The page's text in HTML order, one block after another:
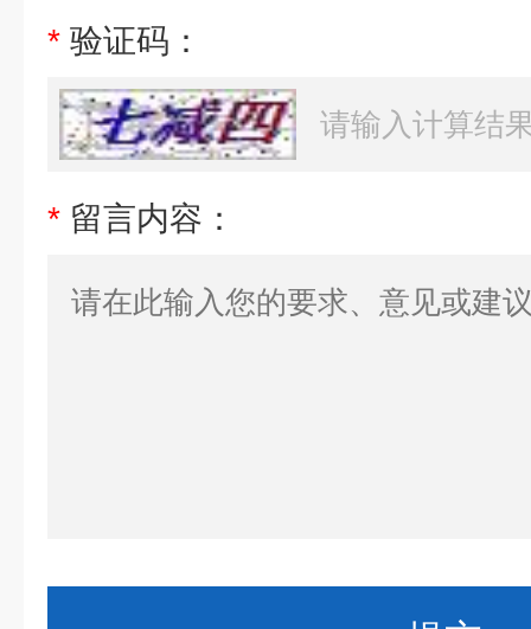
* 验证码：
* 留言内容：